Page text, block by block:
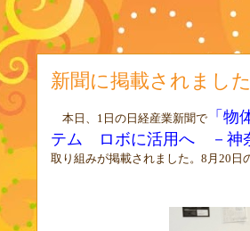
新聞に掲載されまし
本日、 1 日の日経産業新聞で
「
テム ロボに活用へ －神
取り組みが掲載されました。 8 月 20 日